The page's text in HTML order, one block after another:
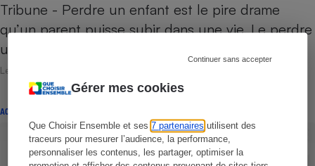
Gérer mes cookies
Que Choisir Ensemble et ses7 partenaires utilisent des
traceurs pour mesurer l’audience, la performance,
personnaliser les contenus, les partager, optimiser la
Continuer sans accepter
Tribune - Perdre un enfant est le pire drame
qu’un parent puisse subir dans une vie. Le perdre
une seconde fois est…
Le 15 juillet 2026
ACTUALITÉ